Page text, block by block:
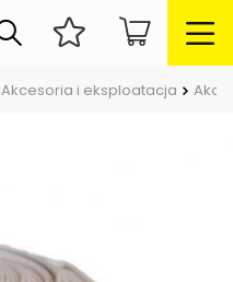
Akcesoria i eksploatacja